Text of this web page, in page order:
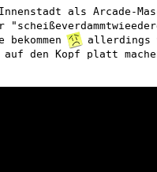
als Arcade-
allerdings
den Kopf platt